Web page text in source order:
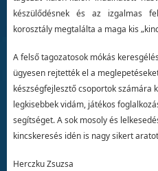
készülődésnek és az izgalmas
korosztály megtalálta a maga kis
A felső tagozatosok mókás
ügyesen rejtették el a
készségfejlesztő csoportok számára
legkisebbek vidám, játékos
segítséget. A sok mosoly és
kincskeresés idén is nagy sikert
Herczku Zsuzsa